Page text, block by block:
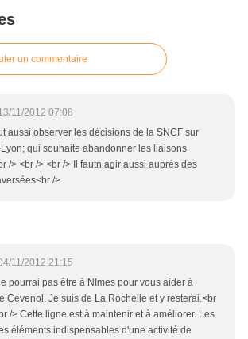
un commentaire
11/2012 07:08
aussi observer les décisions de la SNCF sur
qui souhaite abandonner les liaisons
/> <br /> <br /> Il fautn agir aussi auprès des
/>
11/2012 21:15
pourrai pas être à NImes pour vous aider à
Cevenol. Je suis de La Rochelle et y resterai.<br
/> Cette ligne est à maintenir et à améliorer. Les
éléments indispensables d'une activité de